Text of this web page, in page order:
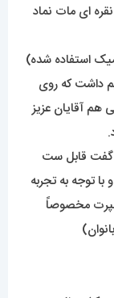
ای مات نماد
استفاده شده)
داشت که روی
هم آقایان عزیز
گفت قابل ست
توجه به تجربه
مخصوصاً